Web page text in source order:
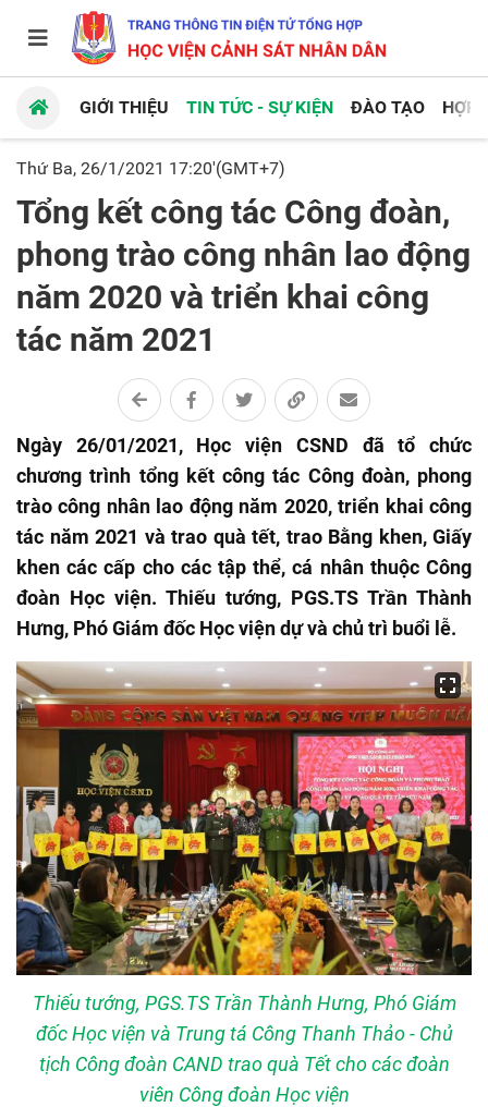
GIỚI THIỆU TIN TỨC - SỰ KIỆN ĐÀO TẠO HỢP
Thứ Ba, 26/1/2021 17:20'(GMT+7)
Tổng kết công tác Công đoàn,
phong trào công nhân lao động
năm 2020 và triển khai công
tác năm 2021
Ngày 26/01/2021, Học viện CSND đã tổ chức
chương trình tổng kết công tác Công đoàn, phong
trào công nhân lao động năm 2020, triển khai công
tác năm 2021 và trao quà tết, trao Bằng khen, Giấy
khen các cấp cho các tập thể, cá nhân thuộc Công
đoàn Học viện. Thiếu tướng, PGS.TS Trần Thành
Hưng, Phó Giám đốc Học viện dự và chủ trì buổi lễ.
Thiếu tướng, PGS.TS Trần Thành Hưng, Phó Giám
đốc Học viện và Trung tá Công Thanh Thảo - Chủ
tịch Công đoàn CAND trao quà Tết cho các đoàn
viên Công đoàn Học viện